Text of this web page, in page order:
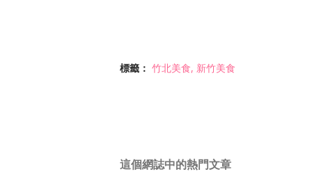
標籤： 竹北美食 新竹美食
這個網誌中的熱門文章